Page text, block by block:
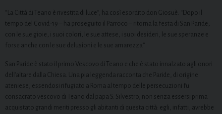
“La Città di Teano è rivestita di luce”, ha così esordito don Giosuè. “Dopo il
tempo del Covid-19 – ha proseguito il Parroco – ritorna la festa di San Paride,
con le sue gioie, i suoi colori, le sue attese, i suoi desideri, le sue speranze e
forse anche con le sue delusioni e le sue amarezza”.
San Paride è stato il primo Vescovo di Teano e che è stato innalzato agli onori
dell’altare dalla Chiesa. Una pia leggenda racconta che Paride, di origine
ateniese, essendosi rifugiato a Roma al tempo delle persecuzioni fu
consacrato vescovo di Teano dal papa S. Silvestro, non senza essersi prima
acquistato grandi meriti presso gli abitanti di questa città: egli, infatti, avrebbe